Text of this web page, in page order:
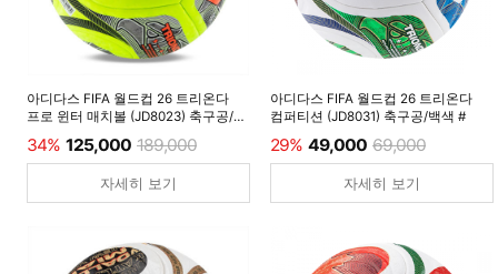
아디다스 FIFA 월드컵 26 트리온다
프로 윈터 매치볼 (JD8023) 축구공/
34% 125,000 189,000
자세히 보기
아디다스 FIFA 월드컵 26 트리온다
컴퍼티션 (JD8031) 축구공/백색 #
29% 49,000 69,000
자세히 보기